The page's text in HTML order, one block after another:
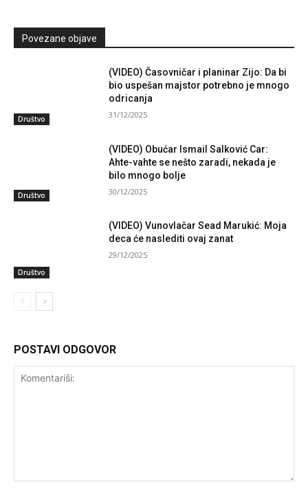
Povezane objave
Društvo
(VIDEO) Časovničar i planinar Zijo: Da bi
bio uspešan majstor potrebno je mnogo
odricanja
31/12/2025
Društvo
(VIDEO) Obućar Ismail Salković Car:
Ahte-vahte se nešto zaradi, nekada je
bilo mnogo bolje
30/12/2025
Društvo
(VIDEO) Vunovlačar Sead Marukić: Moja
deca će naslediti ovaj zanat
29/12/2025
POSTAVI ODGOVOR